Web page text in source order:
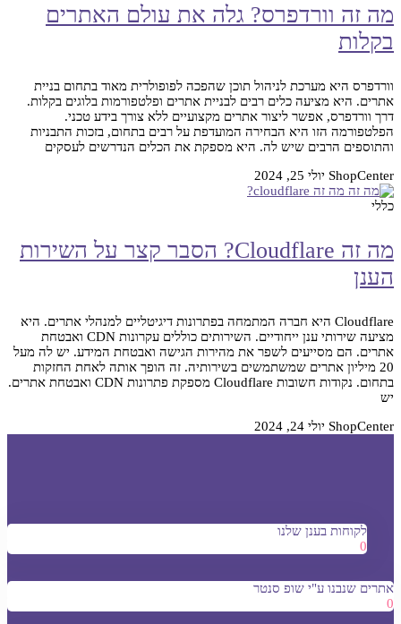
מה זה וורדפרס? גלה את עולם האתרים
בקלות
וורדפרס היא מערכת לניהול תוכן שהפכה לפופולרית מאוד בתחום בניית
אתרים. היא מציעה כלים רבים לבניית אתרים ופלטפורמות בלוגים בקלות.
דרך וורדפרס, אפשר ליצור אתרים מקצועיים ללא צורך בידע טכני.
הפלטפורמה הזו היא הבחירה המועדפת על רבים בתחום, בזכות התבניות
והתוספים הרבים שיש לה. היא מספקת את הכלים הנדרשים לעסקים
ShopCenter יולי 25, 2024
כללי
מה זה Cloudflare? הסבר קצר על השירות
הענן
Cloudflare היא חברה המתמחה בפתרונות דיגיטליים למנהלי אתרים. היא
מציעה שירותי ענן ייחודיים. השירותים כוללים עקרונות CDN ואבטחת
אתרים. הם מסייעים לשפר את מהירות הגישה ואבטחת המידע. יש לה מעל
20 מיליון אתרים שמשתמשים בשירותיה. זה הופך אותה לאחת החזקות
בתחום. נקודות חשובות Cloudflare מספקת פתרונות CDN ואבטחת אתרים.
יש
ShopCenter יולי 24, 2024
לקוחות בענן שלנו
0
אתרים שנבנו ע"י שופ סנטר
0